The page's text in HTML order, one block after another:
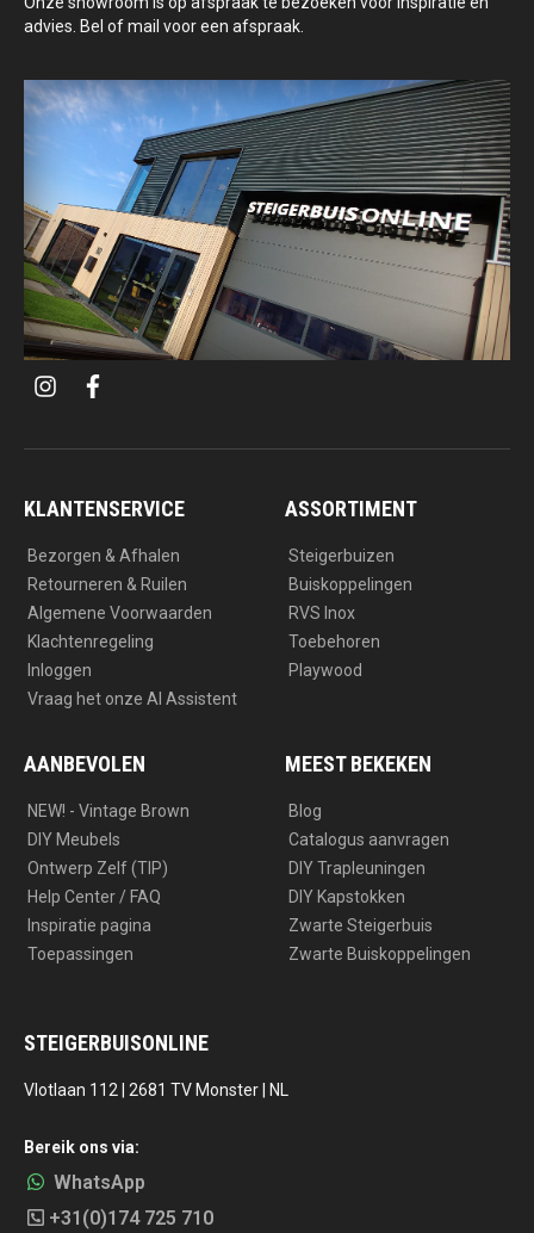
advies. Bel of mail voor een afspraak.
i
t
a
f
e
k
KLANTENSERVICE
Bezorgen & Afhalen
Retourneren & Ruilen
Algemene Voorwaarden
Klachtenregeling
Inloggen
Vraag het onze AI Assistent
ASSORTIMENT
Steigerbuizen
Buiskoppelingen
RVS Inox
Toebehoren
Playwood
AANBEVOLEN
NEW! - Vintage Brown
DIY Meubels
Ontwerp Zelf (TIP)
Help Center / FAQ
Inspiratie pagina
Toepassingen
MEEST BEKEKEN
Blog
Catalogus aanvragen
DIY Trapleuningen
DIY Kapstokken
Zwarte Steigerbuis
Zwarte Buiskoppelingen
STEIGERBUISONLINE
Vlotlaan 112 | 2681 TV Monster | NL
Bereik ons via:
WhatsApp
+31(0)174 725 710